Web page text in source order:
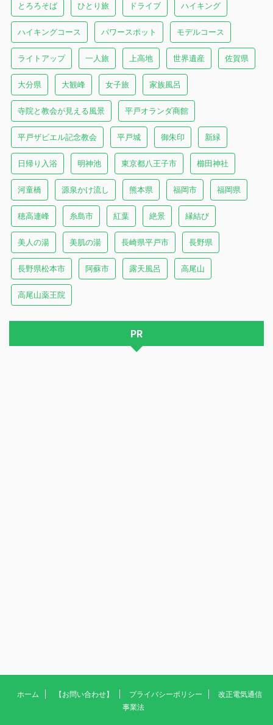
とろろそば ひとり旅 ドライブ ハイキング
ハイキングコース パワースポット モデルコース
ライトアップ 一人旅 上高地 世界遺産 佐賀県
大分県 大観峰 女子旅 家族風呂
寺院と教会が見える風景 平戸オランダ商館
平戸ザビエル記念教会 平戸城 御朱印 新緑
日帰り入浴 明神池 東京都八王子市 櫛田神社
河童橋 源泉かけ流し 熊本県 福岡市 福岡県
穂高連峰 糸島市 紅葉 絶景 縁結び
美人の湯 美肌の湯 長崎県平戸市 長野県
長野県松本市 阿蘇市 露天風呂 高尾山
高尾山薬王院
PR
ホーム 【お問い合わせ】 プライバシーポリシー
改正電気通信
事業法